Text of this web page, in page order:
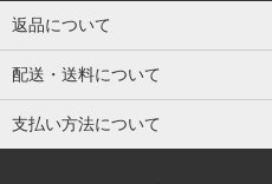
返品について
配送・送料について
支払い方法について